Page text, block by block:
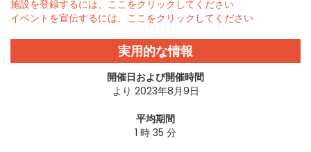
施設を登録するには、ここをクリックしてください
イベントを宣伝するには、ここをクリックしてください
実用的な情報
開催日および開催時間
より 2023年8月9日
平均期間
1 時 35 分